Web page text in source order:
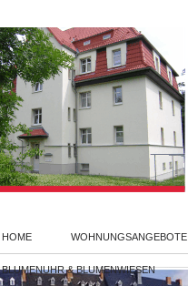
HOME WOHNUNGSANGEBOTE
BLUMENUHR & BLUMENWIESEN